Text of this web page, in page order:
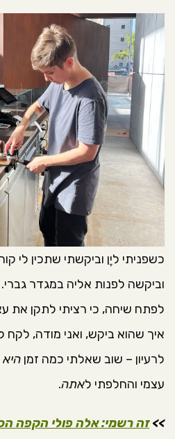
כשפניתי ליֶן וביקשתי שתכין לי
וביקשה לפנות אליה במגדר
לפתח שיחה, כי רציתי לתקן את
איך שהוא ביקש, ואני מודה, לקח
לרעיון – שוב שאלתי כמה זמן היא
עצמי והחלפתי לאתה.
>>זה רשמי: אלה פולי הקפה